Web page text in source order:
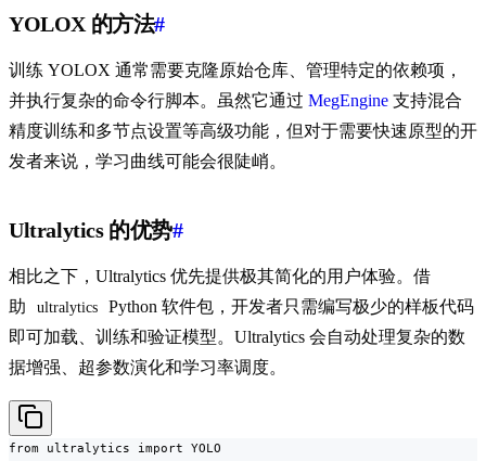
YOLOX 的方法#
训练 YOLOX 通常需要克隆原始仓库、管理特定的依赖项，
并执行复杂的命令行脚本。虽然它通过 MegEngine 支持混合
精度训练和多节点设置等高级功能，但对于需要快速原型的开
发者来说，学习曲线可能会很陡峭。
Ultralytics 的优势#
相比之下，Ultralytics 优先提供极其简化的用户体验。借
助
ultralytics
Python 软件包，开发者只需编写极少的样板代码
即可加载、训练和验证模型。Ultralytics 会自动处理复杂的数
据增强、超参数演化和学习率调度。
from ultralytics import YOLO